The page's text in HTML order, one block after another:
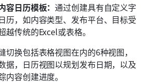
容日历模板：通过创建具有自定义字
历，如内容类型、发布平台、目标受
越传统的Excel或表格。
切换包括表格视图在内的6种视图，
据，日历视图以规划发布日期，以及
内容创建进度。